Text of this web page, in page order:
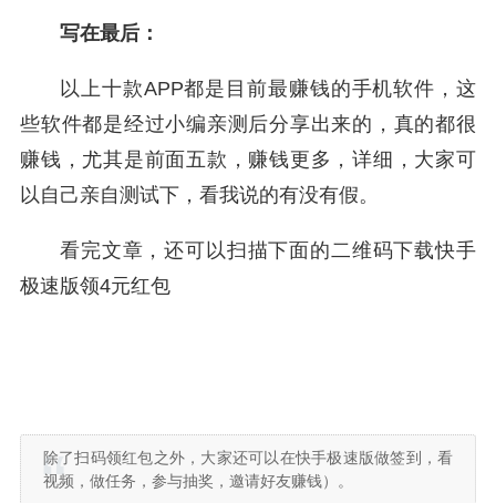
写在最后：
以上十款APP都是目前最赚钱的手机软件，这
些软件都是经过小编亲测后分享出来的，真的都很
赚钱，尤其是前面五款，赚钱更多，详细，大家可
以自己亲自测试下，看我说的有没有假。
看完文章，还可以扫描下面的二维码下载快手
极速版领4元红包
除了扫码领红包之外，大家还可以在快手极速版做签到，看
视频，做任务，参与抽奖，邀请好友赚钱）。